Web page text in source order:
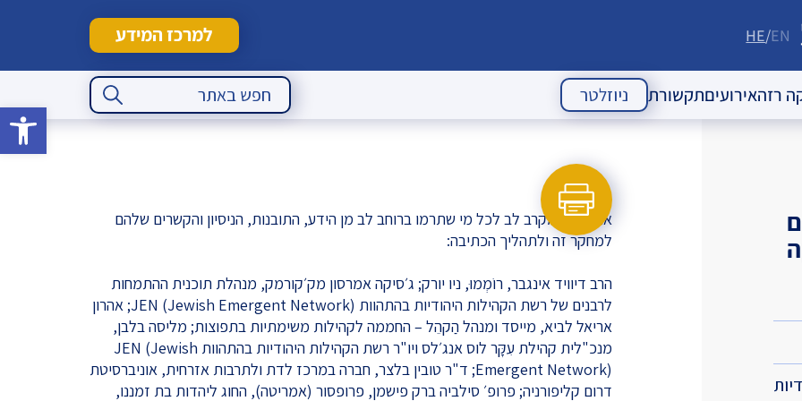
פתח העם היהודי
HE EN למרכז המידע
רזהאירועיםתקשורת ניוזלטר Search
for:
Search Button
אני מודה מקרב לב לכל מי שתרמו ברוחב לב מן הידע, התובנות, הניסיון והקשרים שלהם
למחקר זה ולתהליך הכתיבה:
הרב דיוויד אינגבר, רוֹמְמוּ, ניו יורק; ג׳סיקה אמרסון מק׳קורמק, מנהלת תוכנית ההתמחות
לרבנים של רשת הקהילות היהודיות בהתהוות JEN (Jewish Emergent Network); אהרון
אריאל לביא, מייסד ומנהל הַקהֵל – החממה לקהילות משימתיות בתפוצות; מליסה בלבן,
מנכ"לית קהילת עִקָּר לוס אנג׳לס ויו"ר רשת הקהילות היהודיות בהתהוות JEN (Jewish
Emergent Network); ד"ר טובין בלצר, חברה במרכז לדת ולתרבות אזרחית, אוניברסיטת
דרום קליפורניה; פרופ׳ סילביה ברק פישמן, פרופסור (אמריטה), החוג ליהדות בת זמננו,